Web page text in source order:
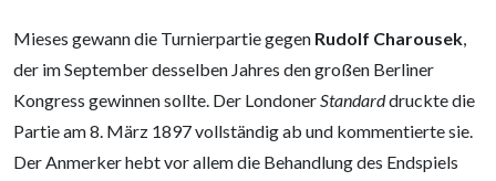
Mieses gewann die Turnierpartie gegen Rudolf Charousek,
der im September desselben Jahres den großen Berliner
Kongress gewinnen sollte. Der LondonerStandarddruckte die
Partie am 8. März 1897 vollständig ab und kommentierte sie.
Der Anmerker hebt vor allem die Behandlung des Endspiels